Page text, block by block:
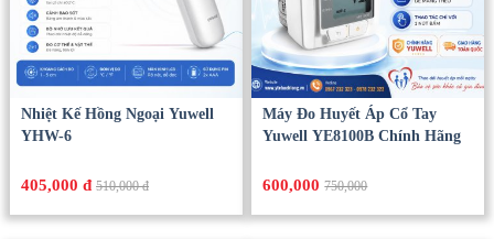
Nhiệt Kế Hồng Ngoại Yuwell
YHW-6
405,000 đ 510,000 đ
Máy Đo Huyết Áp Cổ Tay
Yuwell YE8100B Chính Hãng
600,000750,000